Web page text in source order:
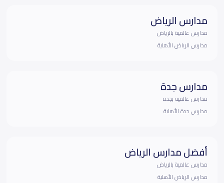
مدارس الرياض
مدارس عالمية بالرياض
مدارس الرياض الأهلية
مدارس جدة
مدارس عالمية بجده
مدارس جدة الأهلية
أفضل مدارس الرياض
مدارس عالمية بالرياض
مدارس الرياض الأهلية